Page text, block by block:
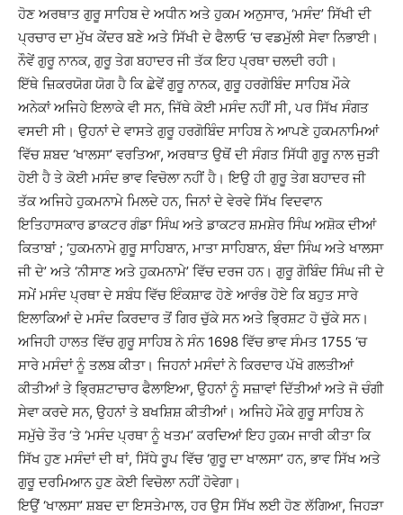
ਹੋਣ ਅਰਥਾਤ ਗੁਰੂ ਸਾਹਿਬ ਦੇ ਅਧੀਨ ਅਤੇ ਹੁਕਮ ਅਨੁਸਾਰ, ‘ਮਸੰਦ’ ਸਿੱਖੀ ਦੀ
ਪ੍ਰਚਾਰ ਦਾ ਮੁੱਖ ਕੇਂਦਰ ਬਣੇ ਅਤੇ ਸਿੱਖੀ ਦੇ ਫੈਲਾਓ ‘ਚ ਵਡਮੁੱਲੀ ਸੇਵਾ ਨਿਭਾਈ।
ਨੌਵੇਂ ਗੁਰੂ ਨਾਨਕ, ਗੁਰੂ ਤੇਗ ਬਹਾਦਰ ਜੀ ਤੱਕ ਇਹ ਪ੍ਰਥਾ ਚਲਦੀ ਰਹੀ।
ਇੱਥੇ ਜ਼ਿਕਰਯੋਗ ਯੋਗ ਹੈ ਕਿ ਛੇਵੇਂ ਗੁਰੂ ਨਾਨਕ, ਗੁਰੂ ਹਰਗੋਬਿੰਦ ਸਾਹਿਬ ਮੌਕੇ
ਅਨੇਕਾਂ ਅਜਿਹੇ ਇਲਾਕੇ ਵੀ ਸਨ, ਜਿੱਥੇ ਕੋਈ ਮਸੰਦ ਨਹੀਂ ਸੀ, ਪਰ ਸਿੱਖ ਸੰਗਤ
ਵਸਦੀ ਸੀ। ਉਹਨਾਂ ਦੇ ਵਾਸਤੇ ਗੁਰੂ ਹਰਗੋਬਿੰਦ ਸਾਹਿਬ ਨੇ ਆਪਣੇ ਹੁਕਮਨਾਮਿਆਂ
ਵਿੱਚ ਸ਼ਬਦ ‘ਖਾਲਸਾ’ ਵਰਤਿਆ, ਅਰਥਾਤ ਉਥੋਂ ਦੀ ਸੰਗਤ ਸਿੱਧੀ ਗੁਰੂ ਨਾਲ ਜੁੜੀ
ਹੋਈ ਹੈ ਤੇ ਕੋਈ ਮਸੰਦ ਭਾਵ ਵਿਚੋਲਾ ਨਹੀਂ ਹੈ। ਇਉ ਹੀ ਗੁਰੂ ਤੇਗ ਬਹਾਦਰ ਜੀ
ਤੱਕ ਅਜਿਹੇ ਹੁਕਮਨਾਮੇ ਮਿਲਦੇ ਹਨ, ਜਿਨਾਂ ਦੇ ਵੇਰਵੇ ਸਿੱਖ ਵਿਦਵਾਨ
ਇਤਿਹਾਸਕਾਰ ਡਾਕਟਰ ਗੰਡਾ ਸਿੰਘ ਅਤੇ ਡਾਕਟਰ ਸ਼ਮਸ਼ੇਰ ਸਿੰਘ ਅਸ਼ੋਕ ਦੀਆਂ
ਕਿਤਾਬਾਂ ; ‘ਹੁਕਮਨਾਮੇ ਗੁਰੂ ਸਾਹਿਬਾਨ, ਮਾਤਾ ਸਾਹਿਬਾਨ, ਬੰਦਾ ਸਿੰਘ ਅਤੇ ਖਾਲਸਾ
ਜੀ ਦੇ’ ਅਤੇ ‘ਨੀਸਾਣ ਅਤੇ ਹੁਕਮਨਾਮੇ’ ਵਿੱਚ ਦਰਜ ਹਨ। ਗੁਰੂ ਗੋਬਿੰਦ ਸਿੰਘ ਜੀ ਦੇ
ਸਮੇਂ ਮਸੰਦ ਪ੍ਰਥਾ ਦੇ ਸਬੰਧ ਵਿੱਚ ਇੰਕਸ਼ਾਫ ਹੋਣੇ ਆਰੰਭ ਹੋਏ ਕਿ ਬਹੁਤ ਸਾਰੇ
ਇਲਾਕਿਆਂ ਦੇ ਮਸੰਦ ਕਿਰਦਾਰ ਤੋਂ ਗਿਰ ਚੁੱਕੇ ਸਨ ਅਤੇ ਭ੍ਰਿਸ਼ਟ ਹੋ ਚੁੱਕੇ ਸਨ।
ਅਜਿਹੀ ਹਾਲਤ ਵਿੱਚ ਗੁਰੂ ਸਾਹਿਬ ਨੇ ਸੰਨ 1698 ਵਿੱਚ ਭਾਵ ਸੰਮਤ 1755 ‘ਚ
ਸਾਰੇ ਮਸੰਦਾਂ ਨੂੰ ਤਲਬ ਕੀਤਾ। ਜਿਹਨਾਂ ਮਸੰਦਾਂ ਨੇ ਕਿਰਦਾਰ ਪੱਖੋ ਗਲਤੀਆਂ
ਕੀਤੀਆਂ ਤੇ ਭ੍ਰਿਸ਼ਟਾਚਾਰ ਫੈਲਾਇਆ, ਉਹਨਾਂ ਨੂੰ ਸਜ਼ਾਵਾਂ ਦਿੱਤੀਆਂ ਅਤੇ ਜੋ ਚੰਗੀ
ਸੇਵਾ ਕਰਦੇ ਸਨ, ਉਹਨਾਂ ਤੇ ਬਖਸ਼ਿਸ਼ ਕੀਤੀਆਂ। ਅਜਿਹੇ ਮੌਕੇ ਗੁਰੂ ਸਾਹਿਬ ਨੇ
ਸਮੁੱਚੇ ਤੌਰ ‘ਤੇ ‘ਮਸੰਦ ਪ੍ਰਥਾ ਨੂੰ ਖਤਮ’ ਕਰਦਿਆਂ ਇਹ ਹੁਕਮ ਜਾਰੀ ਕੀਤਾ ਕਿ
ਸਿੱਖ ਹੁਣ ਮਸੰਦਾਂ ਦੀ ਥਾਂ, ਸਿੱਧੇ ਰੂਪ ਵਿੱਚ ‘ਗੁਰੂ ਦਾ ਖਾਲਸਾ’ ਹਨ, ਭਾਵ ਸਿੱਖ ਅਤੇ
ਗੁਰੂ ਦਰਮਿਆਨ ਹੁਣ ਕੋਈ ਵਿਚੋਲਾ ਨਹੀਂ ਹੋਵੇਗਾ।
ਇਉਂ ‘ਖਾਲਸਾ’ ਸ਼ਬਦ ਦਾ ਇਸਤੇਮਾਲ, ਹਰ ਉਸ ਸਿੱਖ ਲਈ ਹੋਣ ਲੱਗਿਆ, ਜਿਹੜਾ